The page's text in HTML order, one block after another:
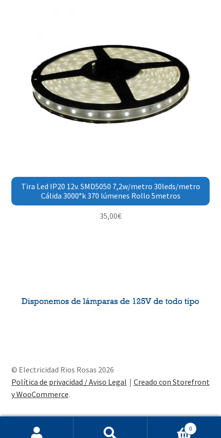
Tira Led IP20 12v. SMD5050 7,2w/metro 30leds/metro
Cálida 3000°k 370 lúmenes Rollo 5metros
35,00€
© Electricidad Rios Rosas 2026
Política de privacidad / Aviso Legal
Creado con Storefront
y WooCommerce.
0